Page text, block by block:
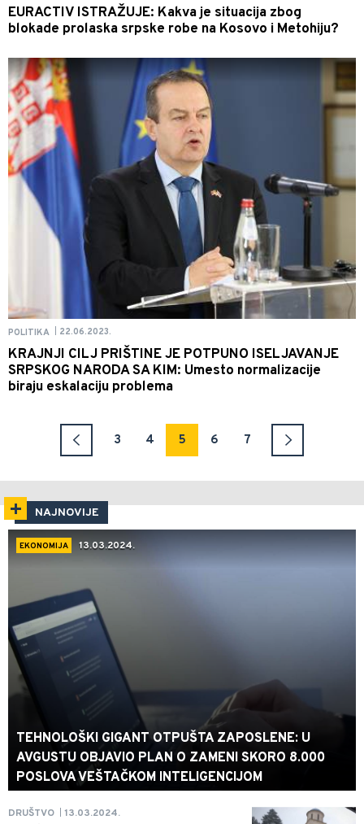
EURACTIV ISTRAŽUJE: Kakva je situacija zbog
blokade prolaska srpske robe na Kosovo i Metohiju?
POLITIKA 22.06.2023.
KRAJNJI CILJ PRIŠTINE JE POTPUNO ISELJAVANJE
SRPSKOG NARODA SA KIM: Umesto normalizacije
biraju eskalaciju problema
3 4 5 6 7
NAJNOVIJE
EKONOMIJA 13.03.2024.
TEHNOLOŠKI GIGANT OTPUŠTA ZAPOSLENE: U
AVGUSTU OBJAVIO PLAN O ZAMENI SKORO 8.000
POSLOVA VEŠTAČKOM INTELIGENCIJOM
DRUŠTVO 13.03.2024.